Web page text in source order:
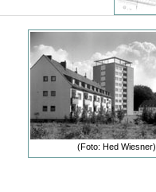
(Foto: Hed Wiesner)